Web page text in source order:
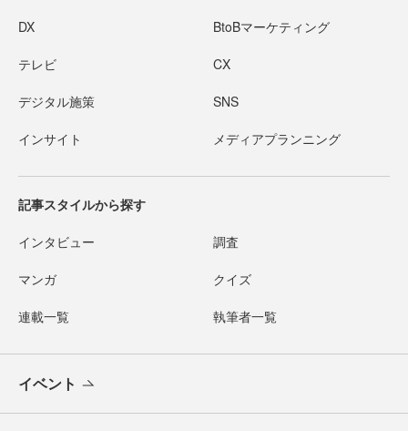
DX BtoBマーケティング
テレビ CX
デジタル施策 SNS
インサイト メディアプランニング
記事スタイルから探す
インタビュー 調査
マンガ クイズ
連載一覧 執筆者一覧
イベント